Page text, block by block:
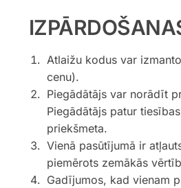
Atlaižu kodus var
cenu).
Piegādātājs var norādīt
Piegādātājs patur
priekšmeta.
Vienā pasūtījumā ir
piemērots zemākās
Gadījumos, kad vienam